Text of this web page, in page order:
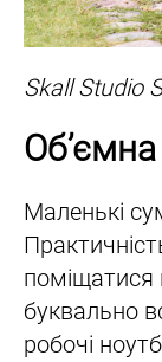
Skall Studio
Маленькі
поміщатися
буквально
робочі